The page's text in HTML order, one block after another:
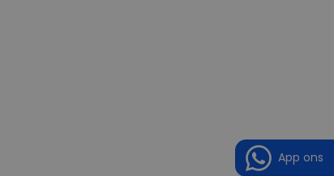
App ons